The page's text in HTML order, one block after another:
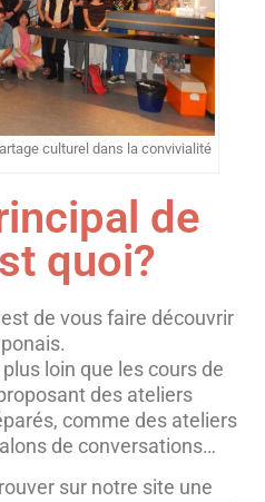
culturel dans la convivialité
de
quoi?
de vous faire découvrir
loin que les cours de
des ateliers
comme des ateliers
de conversations…
sur notre site une